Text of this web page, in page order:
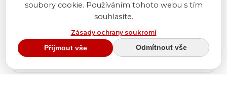
Jméno*
soubory cookie. Používáním tohoto webu s tím
souhlasíte.
Zásady ochrany soukromí
Přijmout vše Odmítnout vše